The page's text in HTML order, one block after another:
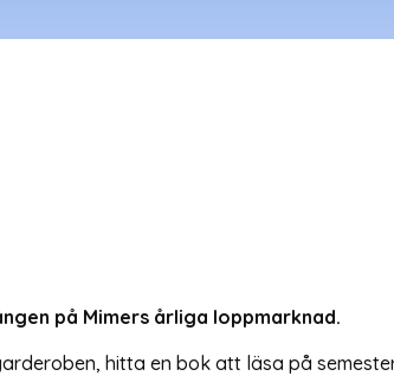
på Mimers årliga loppmarknad.
hitta en bok att läsa på